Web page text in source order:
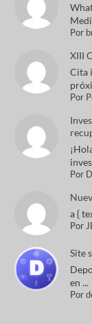
Por
XIII
Cita
Por
Por
a {
Por
Site
en ...
Por